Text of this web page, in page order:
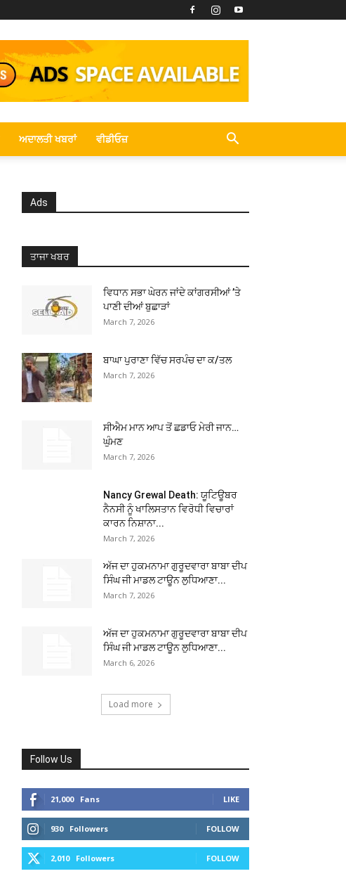
ਅਦਾਲਤੀ ਖਬਰਾਂ ਵੀਡੀਓਜ਼
Ads
ਤਾਜਾ ਖਬਰ
ਵਿਧਾਨ ਸਭਾ ਘੇਰਨ ਜਾਂਦੇ ਕਾਂਗਰਸੀਆਂ ’ਤੇ
ਪਾਣੀ ਦੀਆਂ ਬੁਛਾੜਾਂ
March 7, 2026
ਬਾਘਾ ਪੁਰਾਣਾ ਵਿੱਚ ਸਰਪੰਚ ਦਾ ਕ/ਤਲ
March 7, 2026
ਸੀਐਮ ਮਾਨ ਆਪ ਤੋਂ ਛਡਾਓ ਮੇਰੀ ਜਾਨ…
ਘੁੰਮਣ
March 7, 2026
Nancy Grewal Death: ਯੂਟਿਊਬਰ
ਨੈਨਸੀ ਨੂੰ ਖਾਲਿਸਤਾਨ ਵਿਰੋਧੀ ਵਿਚਾਰਾਂ
ਕਾਰਨ ਨਿਸ਼ਾਨਾ...
March 7, 2026
ਅੱਜ ਦਾ ਹੁਕਮਨਾਮਾ ਗੁਰੂਦਵਾਰਾ ਬਾਬਾ ਦੀਪ
ਸਿੰਘ ਜੀ ਮਾਡਲ ਟਾਊਨ ਲੁਧਿਆਣਾ...
March 7, 2026
ਅੱਜ ਦਾ ਹੁਕਮਨਾਮਾ ਗੁਰੂਦਵਾਰਾ ਬਾਬਾ ਦੀਪ
ਸਿੰਘ ਜੀ ਮਾਡਲ ਟਾਊਨ ਲੁਧਿਆਣਾ...
March 6, 2026
Load more
Follow Us
21,000 Fans LIKE
930 Followers FOLLOW
2,010 Followers FOLLOW